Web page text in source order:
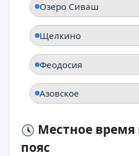
Озеро Сиваш
Щелкино
Феодосия
Азовское
Местное время
пояс